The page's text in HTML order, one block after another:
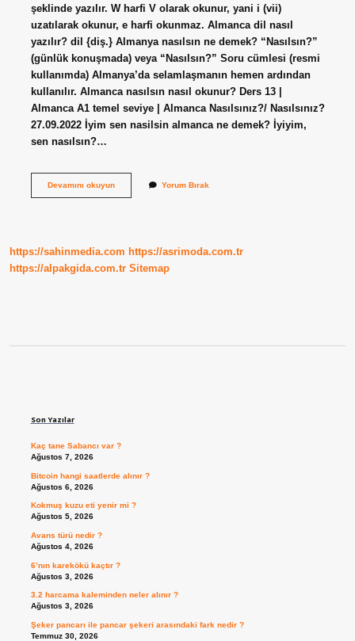
şeklinde yazılır. W harfi V olarak okunur, yani i (vii)
uzatılarak okunur, e harfi okunmaz. Almanca dil nasıl
yazılır? dil {diş.} Almanya nasılsın ne demek? “Nasılsın?”
(günlük konuşmada) veya “Nasılsın?” Soru cümlesi (resmi
kullanımda) Almanya’da selamlaşmanın hemen ardından
kullanılır. Almanca nasılsın nasıl okunur? Ders 13 |
Almanca A1 temel seviye | Almanca Nasılsınız?/ Nasılsınız?
27.09.2022 İyim sen nasilsin almanca ne demek? İyiyim,
sen nasılsın?…
Devamını okuyunWie
Yorum Bırak
https://sahinmedia.com https://asrimoda.com.tr
https://alpakgida.com.tr Sitemap
Son Yazılar
Kaç tane Sabancı var ?
Ağustos 7, 2026
Bitcoin hangi saatlerde alınır ?
Ağustos 6, 2026
Kokmuş kuzu eti yenir mi ?
Ağustos 5, 2026
Avans türü nedir ?
Ağustos 4, 2026
6’nın karekökü kaçtır ?
Ağustos 3, 2026
3.2 harcama kaleminden neler alınır ?
Ağustos 3, 2026
Şeker pancarı ile pancar şekeri arasındaki fark nedir ?
Temmuz 30, 2026